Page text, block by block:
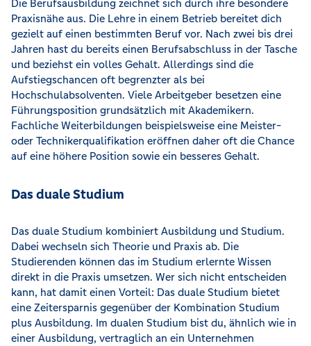
Die Berufsausbildung zeichnet sich durch ihre besondere
Praxisnähe aus. Die Lehre in einem Betrieb bereitet dich
gezielt auf einen bestimmten Beruf vor. Nach zwei bis drei
Jahren hast du bereits einen Berufsabschluss in der Tasche
und beziehst ein volles Gehalt. Allerdings sind die
Aufstiegschancen oft begrenzter als bei
Hochschulabsolventen. Viele Arbeitgeber besetzen eine
Führungsposition grundsätzlich mit Akademikern.
Fachliche Weiterbildungen beispielsweise eine Meister-
oder Technikerqualifikation eröffnen daher oft die Chance
auf eine höhere Position sowie ein besseres Gehalt.
Das duale Studium
Das duale Studium kombiniert Ausbildung und Studium.
Dabei wechseln sich Theorie und Praxis ab. Die
Studierenden können das im Studium erlernte Wissen
direkt in die Praxis umsetzen. Wer sich nicht entscheiden
kann, hat damit einen Vorteil: Das duale Studium bietet
eine Zeitersparnis gegenüber der Kombination Studium
plus Ausbildung. Im dualen Studium bist du, ähnlich wie in
einer Ausbildung, vertraglich an ein Unternehmen